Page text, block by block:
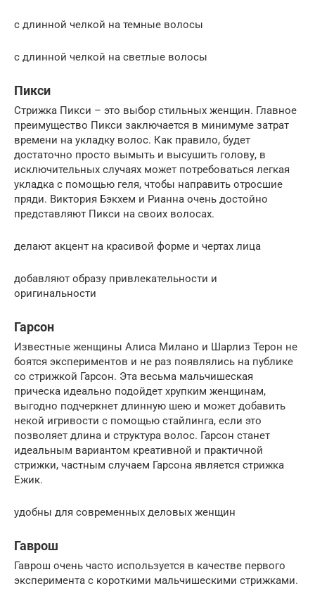
с длинной челкой на темные волосы
с длинной челкой на светлые волосы
Пикси
Стрижка Пикси – это выбор стильных женщин. Главное
преимущество Пикси заключается в минимуме затрат
времени на укладку волос. Как правило, будет
достаточно просто вымыть и высушить голову, в
исключительных случаях может потребоваться легкая
укладка с помощью геля, чтобы направить отросшие
пряди. Виктория Бэкхем и Рианна очень достойно
представляют Пикси на своих волосах.
делают акцент на красивой форме и чертах лица
добавляют образу привлекательности и
оригинальности
Гарсон
Известные женщины Алиса Милано и Шарлиз Терон не
боятся экспериментов и не раз появлялись на публике
со стрижкой Гарсон. Эта весьма мальчишеская
прическа идеально подойдет хрупким женщинам,
выгодно подчеркнет длинную шею и может добавить
некой игривости с помощью стайлинга, если это
позволяет длина и структура волос. Гарсон станет
идеальным вариантом креативной и практичной
стрижки, частным случаем Гарсона является стрижка
Ежик.
удобны для современных деловых женщин
Гаврош
Гаврош очень часто используется в качестве первого
эксперимента с короткими мальчишескими стрижками.